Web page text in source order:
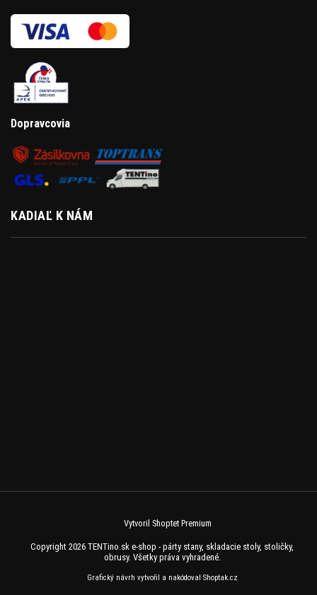
Dopravcovia
KADIAĽ K NÁM
Vytvoril Shoptet Premium
Copyright 2026 TENTino.sk e-shop - párty stany, skladacie stoly, stoličky,
obrusy. Všetky práva vyhradené.
Grafický návrh vytvořil a nakódoval Shoptak.cz